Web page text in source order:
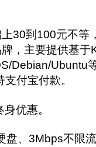
30到100元不等
，主要提供基
Debian/Ubuntu
付宝付款。
优惠。
盘、3Mbps不限